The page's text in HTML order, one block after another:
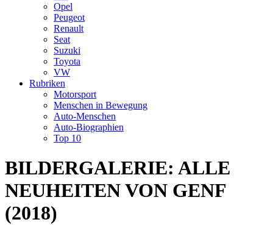
Opel
Peugeot
Renault
Seat
Suzuki
Toyota
VW
Rubriken
Motorsport
Menschen in Bewegung
Auto-Menschen
Auto-Biographien
Top 10
BILDERGALERIE: ALLE
NEUHEITEN VON GENF
(2018)